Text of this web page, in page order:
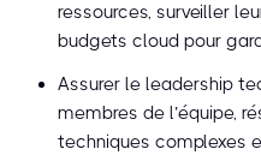
ressources, surveiller
budgets cloud pour
Assurer le leadership
membres de l’équipe,
techniques complexes